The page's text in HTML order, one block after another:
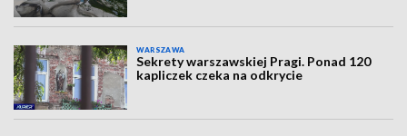
WARSZAWA
Sekrety warszawskiej Pragi. Ponad 120
kapliczek czeka na odkrycie